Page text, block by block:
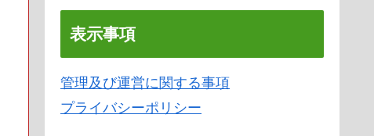
表示事項
管理及び運営に関する事項
プライバシーポリシー